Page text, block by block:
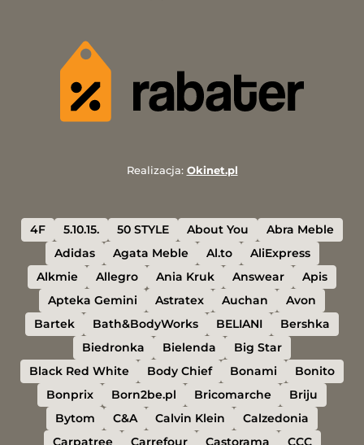
Realizacja: Okinet.pl
4F 5.10.15. 50 STYLE About You
Abra Meble
Adidas
Agata Meble Al.to
AliExpress
Alkmie
Allegro Ania Kruk Answear
Apis
Apteka Gemini
Astratex Auchan
Avon
Bartek
Bath&BodyWorks BELIANI
Bershka
Biedronka
Bielenda
Big Star
Black Red White
Body Chief Bonami
Bonito
Bonprix
Born2be.pl Bricomarche
Briju
Bytom
C&A Calvin Klein
Calzedonia
Carpatree
Carrefour Castorama CCC